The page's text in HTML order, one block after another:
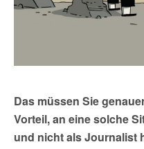
Das müssen Sie
Vorteil, an eine solche
und nicht als Journalist